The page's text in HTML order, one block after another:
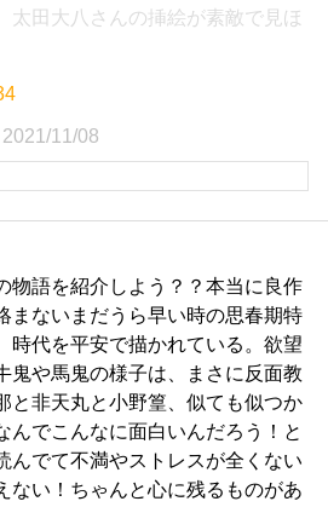
太田大八さんの挿絵が素敵で見ほ
2021/11/08
物語を紹介しよう？？本当に良作
まないまだうら早い時の思春期特
時代を平安で描かれている。欲望
鬼や馬鬼の様子は、まさに反面教
と非天丸と小野篁、似ても似つか
んでこんなに面白いんだろう！と
んでて不満やストレスが全くない
ない！ちゃんと心に残るものがあ